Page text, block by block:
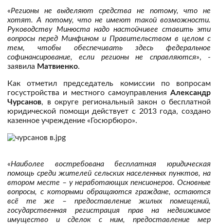
«Регионы не выделяют средства не потому, что не
хотят. А потому, что не имеют такой возможности.
Руководству Минюста надо настойчивее ставить эти
вопросы перед Минфином и Правительством в целом с
тем, чтобы обеспечивать здесь федеральное
софинансирование, если регионы не справляются», -
заявила Матвиенко.
Как отметил председатель комиссии по вопросам
госустройства и местного самоуправления Александр
Чурсанов, в округе региональный закон о бесплатной
юридической помощи действует с 2013 года, создано
казенное учреждение «Госюрбюро».
«Наиболее востребована бесплатная юридическая
помощь среди жителей сельских населенных пунктов, на
втором месте – у неработающих пенсионеров. Основные
вопросы, с которыми обращаются граждане, остаются
всё те же – предоставление жилых помещений,
государственная регистрация прав на недвижимое
имущество и сделок с ним, предоставление мер